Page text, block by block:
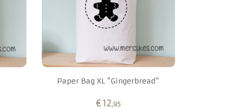
Paper Bag XL "Gingerbread"
€ 12,95